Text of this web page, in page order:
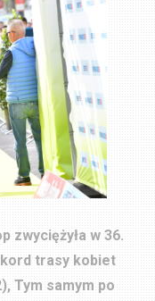
zwyciężyła w 36.
trasy kobiet
Tym samym po